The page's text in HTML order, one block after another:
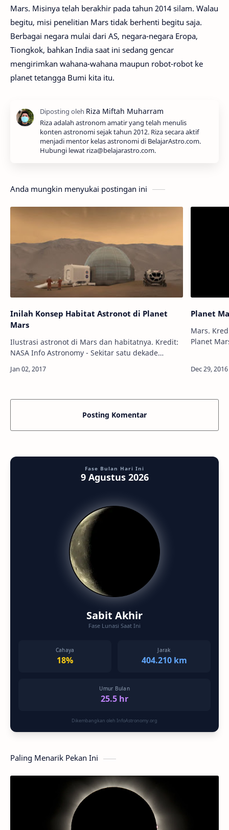
Mars. Misinya telah berakhir pada tahun 2014 silam. Walau
begitu, misi penelitian Mars tidak berhenti begitu saja.
Berbagai negara mulai dari AS, negara-negara Eropa,
Tiongkok, bahkan India saat ini sedang gencar
mengirimkan wahana-wahana maupun robot-robot ke
planet tetangga Bumi kita itu.
Riza adalah astronom amatir yang telah menulis
konten astronomi sejak tahun 2012. Riza secara aktif
menjadi mentor kelas astronomi di BelajarAstro.com.
Hubungi lewat riza@belajarastro.com.
Anda mungkin menyukai postingan ini
Inilah Konsep Habitat Astronot di Planet
Mars
Ilustrasi astronot di Mars dan habitatnya. Kredit:
NASA Info Astronomy - Sekitar satu dekade
Mars bakal dilakukan beberapa lem…
Planet
Mars. Kredit:
Planet
Posting Komentar
Fase Bulan Hari Ini
9 Agustus 2026
Sabit Akhir
Fase Lunasi Saat Ini
Cahaya
18%
Jarak
404.210 km
Umur Bulan
25.5 hr
Dikembangkan oleh InfoAstronomy.org
Paling Menarik Pekan Ini